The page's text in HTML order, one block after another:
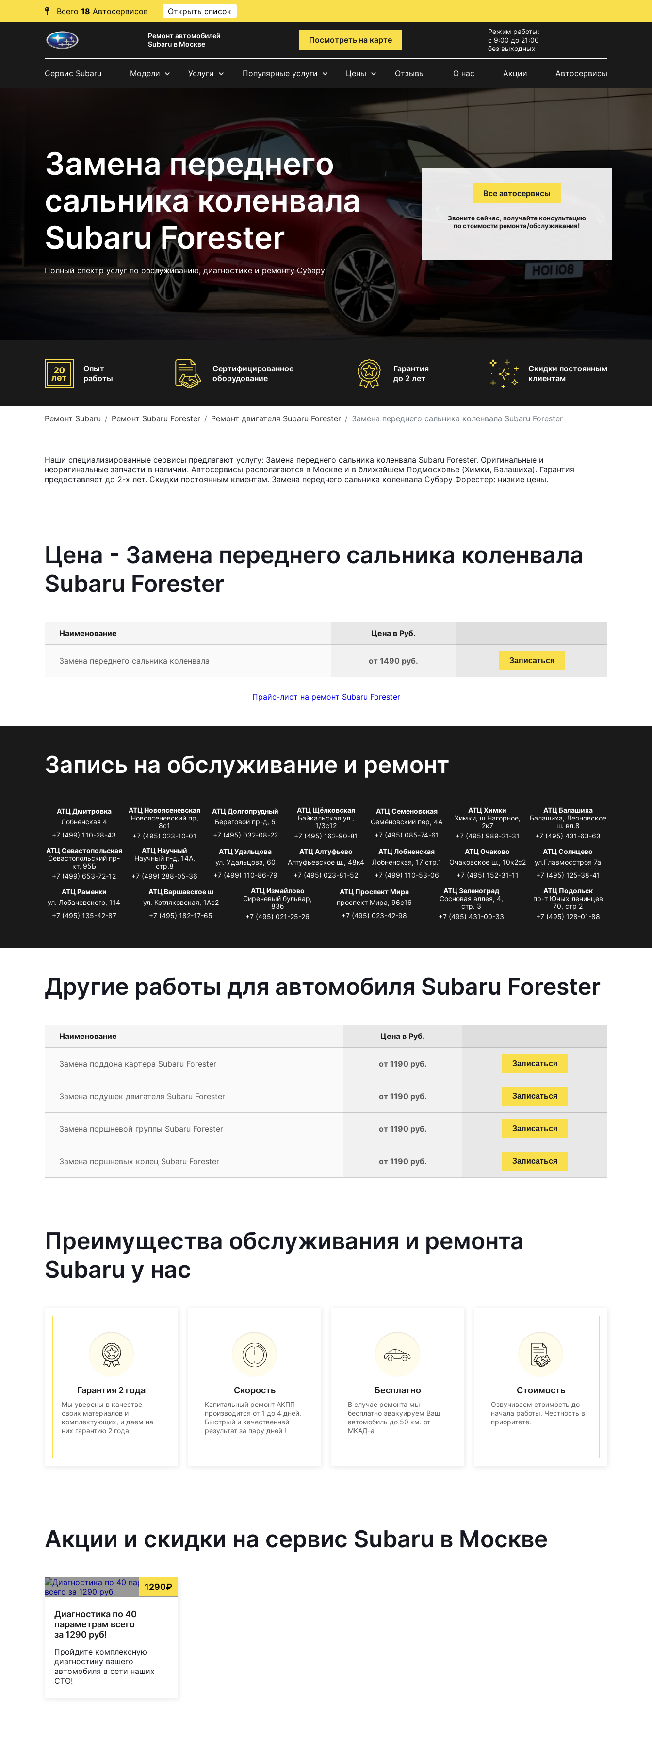
Всего 18 Автосервисов Открыть список
Ремонт автомобилей
Subaru в Москве
Посмотреть на карте
Режим работы:
с 9:00 до 21:00
без выходных
Сервис Subaru Модели Услуги Популярные услуги Цены Отзывы О нас Акции Автосервисы
Замена переднего
сальника коленвала
Subaru Forester
Полный спектр услуг по обслуживанию, диагностике и ремонту Субару
Все автосервисы
Звоните сейчас, получайте консультацию
по стоимости ремонта/обслуживания!
Опыт
работы
Сертифицированное
оборудование
Гарантия
до 2 лет
Скидки постоянным
клиентам
Ремонт Subaru Ремонт Subaru Forester Ремонт двигателя Subaru Forester Замена переднего сальника коленвала Subaru Forester
Наши специализированные сервисы предлагают услугу: Замена переднего сальника коленвала Subaru Forester. Оригинальные и
неоригинальные запчасти в наличии. Автосервисы располагаются в Москве и в ближайшем Подмосковье (Химки, Балашиха). Гарантия
предоставляет до 2-х лет. Скидки постоянным клиентам. Замена переднего сальника коленвала Субару Форестер: низкие цены.
Цена - Замена переднего сальника коленвала
Subaru Forester
Наименование Цена в Руб.
Замена переднего сальника коленвала от 1490 руб. Записаться
Прайс-лист на ремонт Subaru Forester
Запись на обслуживание и ремонт
АТЦ Дмитровка
Лобненская 4
+7 (499) 110-28-43
АТЦ Новоясеневская
Новоясеневский пр,
8с1
+7 (495) 023-10-01
АТЦ Долгопрудный
Береговой пр-д, 5
+7 (495) 032-08-22
АТЦ Щёлковская
Байкальская ул.,
1/3с12
+7 (495) 162-90-81
АТЦ Семеновская
Семёновский пер, 4А
+7 (495) 085-74-61
АТЦ Химки
Химки, ш Нагорное,
2к7
+7 (495) 989-21-31
АТЦ Балашиха
Балашиха, Леоновское
ш. вл.8
+7 (495) 431-63-63
АТЦ Севастопольская
Севастопольский пр-
кт, 95Б
+7 (499) 653-72-12
АТЦ Научный
Научный п-д, 14А,
стр.8
+7 (499) 288-05-36
АТЦ Удальцова
ул. Удальцова, 60
+7 (499) 110-86-79
АТЦ Алтуфьево
Алтуфьевское ш., 48к4
+7 (495) 023-81-52
АТЦ Лобненская
Лобненская, 17 стр.1
+7 (499) 110-53-06
АТЦ Очаково
Очаковское ш., 10к2с2
+7 (495) 152-31-11
АТЦ Солнцево
ул.Главмосстроя 7а
+7 (495) 125-38-41
АТЦ Раменки
ул. Лобачевского, 114
+7 (495) 135-42-87
АТЦ Варшавское ш
ул. Котляковская, 1Ас2
+7 (495) 182-17-65
АТЦ Измайлово
Сиреневый бульвар,
83б
+7 (495) 021-25-26
АТЦ Проспект Мира
проспект Мира, 96с16
+7 (495) 023-42-98
АТЦ Зеленоград
Сосновая аллея, 4,
стр. 3
+7 (495) 431-00-33
АТЦ Подольск
пр-т Юных ленинцев
70, стр 2
+7 (495) 128-01-88
Другие работы для автомобиля Subaru Forester
Наименование Цена в Руб.
Замена поддона картера Subaru Forester от 1190 руб. Записаться
Замена подушек двигателя Subaru Forester от 1190 руб. Записаться
Замена поршневой группы Subaru Forester от 1190 руб. Записаться
Замена поршневых колец Subaru Forester от 1190 руб. Записаться
Преимущества обслуживания и ремонта
Subaru у нас
Гарантия 2 года
Мы уверены в качестве
своих материалов и
комплектующих, и даем на
них гарантию 2 года.
Скорость
Капитальный ремонт АКПП
производится от 1 до 4 дней.
Быстрый и качественнвй
результат за пару дней !
Бесплатно
В случае ремонта мы
бесплатно эвакуируем Ваш
автомобиль до 50 км. от
МКАД-а
Стоимость
Озвучиваем стоимость до
начала работы. Честность в
приоритете.
Акции и скидки на сервис Subaru в Москве
1290₽
Диагностика по 40
параметрам всего
за 1290 руб!
Пройдите комплексную
диагностику вашего
автомобиля в сети наших
СТО!